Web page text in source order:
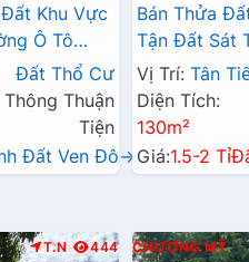
Khu Vực
Ô Tô
Liên Xã
Đất Thổ Cư
Thuận
Tiện
Đất Ven Đô→
Bán Thửa
Tận Đất Sát
Xã
Vị Trí: Tân
Diện Tích:
130m²
Giá:1.5-2 Tỉ
T.N 444 CHƯƠNG MỸ